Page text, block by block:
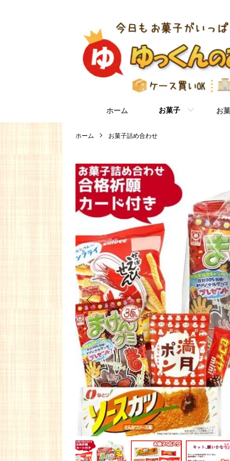
ホーム お菓子 お
ホーム お菓子詰め合わせ